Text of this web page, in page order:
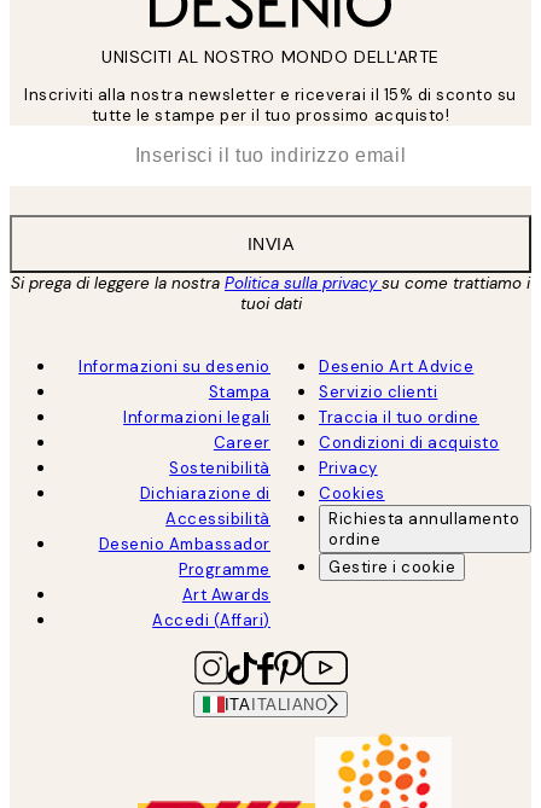
UNISCITI AL NOSTRO MONDO DELL'ARTE
Inscriviti alla nostra newsletter e riceverai il 15% di sconto su
tutte le stampe per il tuo prossimo acquisto!
INVIA
Si prega di leggere la nostra Politica sulla privacysu come trattiamo i
tuoi dati
Informazioni su desenio
Stampa
Informazioni legali
Career
Sostenibilità
Dichiarazione di
Accessibilità
Desenio Ambassador
Programme
Art Awards
Accedi (Affari)
Desenio Art Advice
Servizio clienti
Traccia il tuo ordine
Condizioni di acquisto
Privacy
Cookies
Richiesta annullamento
ordine
Gestire i cookie
ITA ITALIANO